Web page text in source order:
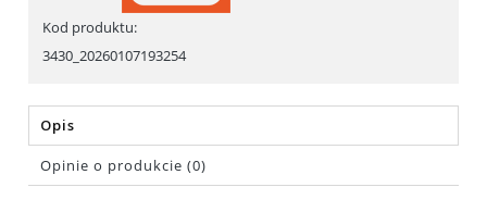
Kod produktu:
3430_20260107193254
Opis
Opinie o produkcie (0)